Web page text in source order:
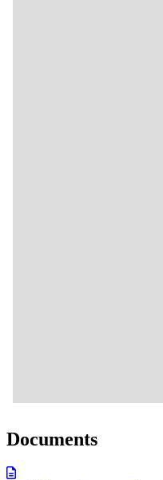
Documents